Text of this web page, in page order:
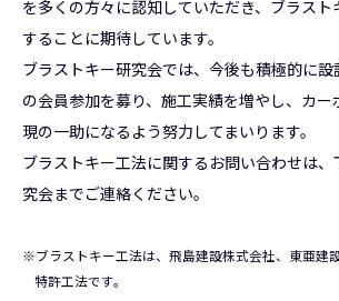
を多くの方々に認知していただき、ブラス
することに期待しています。
ブラストキー研究会では、今後も積極的に
の会員参加を募り、施工実績を増やし、カ
現の一助になるよう努力してまいります。
ブラストキー工法に関するお問い合わせは
究会までご連絡ください。
※ブラストキー工法は、飛島建設株式会社、東亜建
特許工法です。